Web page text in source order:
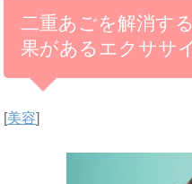
二重あごを解消す
果があるエクササ
[美容]